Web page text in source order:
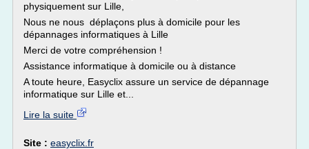
physiquement sur Lille,
Nous ne nous déplaçons plus à domicile pour les
dépannages informatiques à Lille
Merci de votre compréhension !
Assistance informatique à domicile ou à distance
A toute heure, Easyclix assure un service de dépannage
informatique sur Lille et...
Lire la suite
Site : easyclix.fr